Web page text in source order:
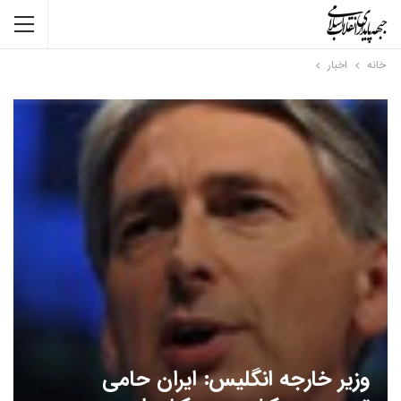
خانه اخبار
وزیر خارجه انگلیس: ایران حامی